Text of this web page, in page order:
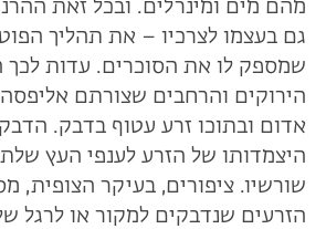
מהם מים ומינרלים. ובכל זאת
גם בעצמו לצרכיו – את תהליך
שמספק לו את הסוכרים. עדות לכך
הירוקים והרחבים שצורתם
אדום ובתוכו זרע עטוף בדבק.
היצמדותו של הזרע לענפי העץ
שורשיו. ציפורים, בעיקר הצופית,
הזרעים שנדבקים למקור או לרגל